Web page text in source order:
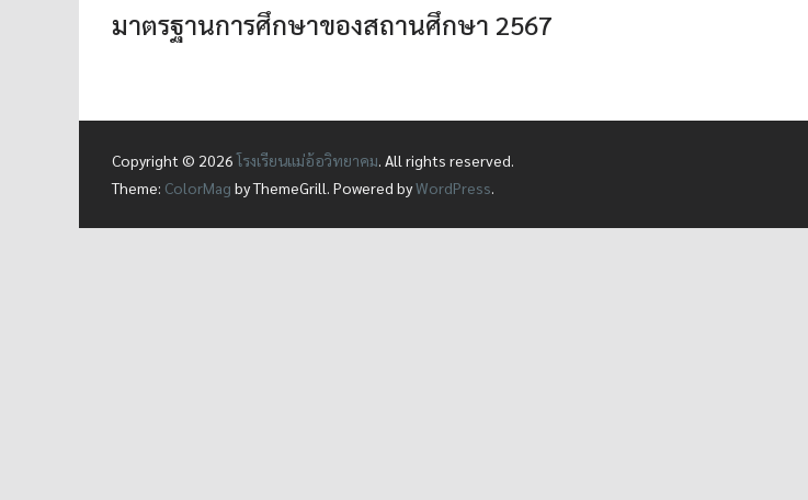
มาตรฐานการศึกษาของสถานศึกษา 2567
Copyright © 2026โรงเรียนแม่อ้อวิทยาคม. All rights reserved.
Theme: ColorMag by ThemeGrill. Powered byWordPress.